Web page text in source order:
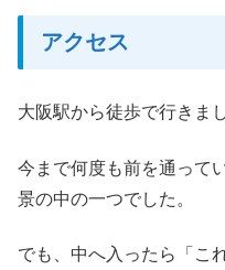
アクセス
大阪駅から徒歩で行きま
今まで何度も前を通って
景の中の一つでした。
でも、中へ入ったら「こ